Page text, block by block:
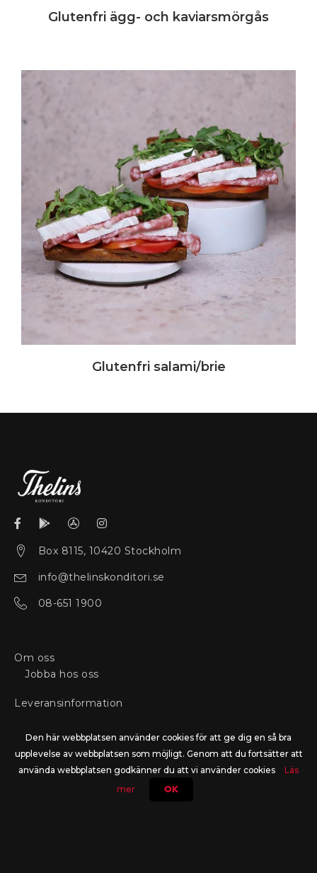
Glutenfri ägg- och kaviarsmörgås
Glutenfri salami/brie
Box 8115, 10420 Stockholm
info@thelinskonditori.se
08-651 1900
Om oss
Jobba hos oss
Leveransinformation
Bli företagskund
Min profil
Den här webbplatsen använder cookies för att ge dig en så bra
upplevelse av webbplatsen som möjligt. Genom att du fortsätter att
använda webbplatsen godkänner du att vi använder cookies
Läs
mer
OK